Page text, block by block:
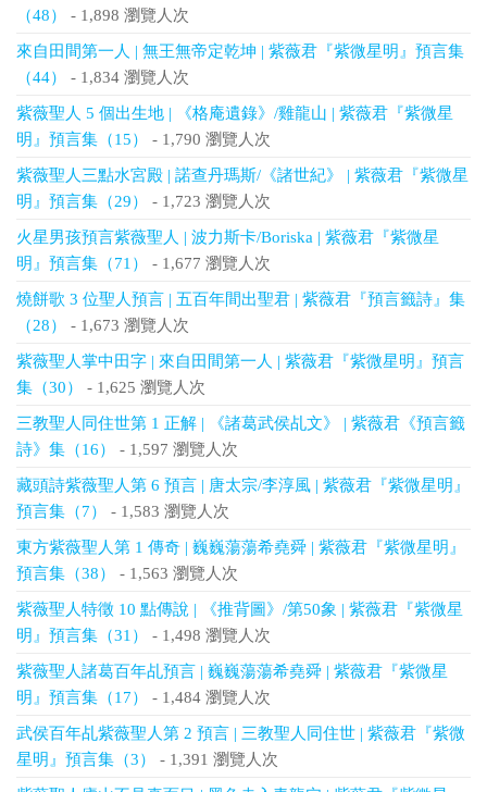
（48）
- 1,898 瀏覽人次
來自田間第一人 | 無王無帝定乾坤 | 紫薇君『紫微星明』預言集
（44）
- 1,834 瀏覽人次
紫薇聖人 5 個出生地 | 《格庵遺錄》/雞龍山 | 紫薇君『紫微星
明』預言集（15）
- 1,790 瀏覽人次
紫薇聖人三點水宮殿 | 諾查丹瑪斯/《諸世紀》 | 紫薇君『紫微星
明』預言集（29）
- 1,723 瀏覽人次
火星男孩預言紫薇聖人 | 波力斯卡/Boriska | 紫薇君『紫微星
明』預言集（71）
- 1,677 瀏覽人次
燒餅歌 3 位聖人預言 | 五百年間出聖君 | 紫薇君『預言籤詩』集
（28）
- 1,673 瀏覽人次
紫薇聖人掌中田字 | 來自田間第一人 | 紫薇君『紫微星明』預言
集（30）
- 1,625 瀏覽人次
三教聖人同住世第 1 正解 | 《諸葛武侯乩文》 | 紫薇君《預言籤
詩》集（16）
- 1,597 瀏覽人次
藏頭詩紫薇聖人第 6 預言 | 唐太宗/李淳風 | 紫薇君『紫微星明』
預言集（7）
- 1,583 瀏覽人次
東方紫薇聖人第 1 傳奇 | 巍巍蕩蕩希堯舜 | 紫薇君『紫微星明』
預言集（38）
- 1,563 瀏覽人次
紫薇聖人特徵 10 點傳說 | 《推背圖》/第50象 | 紫薇君『紫微星
明』預言集（31）
- 1,498 瀏覽人次
紫薇聖人諸葛百年乩預言 | 巍巍蕩蕩希堯舜 | 紫薇君『紫微星
明』預言集（17）
- 1,484 瀏覽人次
武侯百年乩紫薇聖人第 2 預言 | 三教聖人同住世 | 紫薇君『紫微
星明』預言集（3）
- 1,391 瀏覽人次